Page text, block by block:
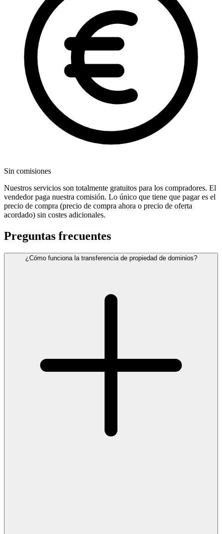
Sin comisiones
Nuestros servicios son totalmente gratuitos para los compradores. El
vendedor paga nuestra comisión. Lo único que tiene que pagar es el
precio de compra (precio de compra ahora o precio de oferta
acordado) sin costes adicionales.
Preguntas frecuentes
¿Cómo funciona la transferencia de propiedad de dominios?